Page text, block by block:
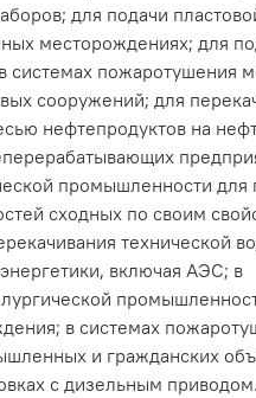
для подачи
месторождениях; для
системах пожаротушения
сооружений; для
нефтепродуктов на
промышленности для
сходных по своим
технической
включая АЭС; в
в системах
и гражданских
с дизельным приводом.